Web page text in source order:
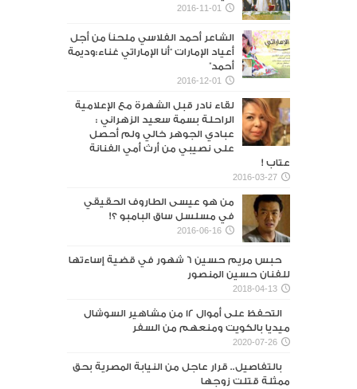
2016-11-01
الشاعر أحمد الفلاسي ملحناً من أجل
أعياد الإمارات “أنا الإماراتي غناء:وديمة
أحمد”
2016-12-01
لقاء نادر قبل الشهرة مع الإعلامية
الراحلة بسمة سعيد الزهراني :
عبادي الجوهر خالي ولم أحصل
على نصيبي من أرث أمي الفنانة
عتاب !
2016-03-27
من هو عيسى الطاروف الحقيقي
في مسلسل ساق البامبو ؟!
2016-06-16
حبس مريم حسين 6 شهور في قضية إساءتها
للفنان حسين المنصور‎
2018-04-13
التحفظ على أموال 12 من مشاهير السوشال
ميديا بالكويت ومنعهم من السفر
2020-07-26
بالتفاصيل.. قرار عاجل من النيابة المصرية بحق
ممثلة قتلت زوجها